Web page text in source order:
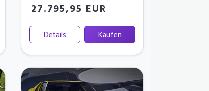
27.795,95 EUR
Details Kaufen